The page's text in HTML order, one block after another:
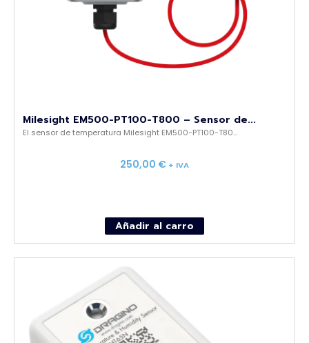
Milesight EM500-PT100-T800 – Sensor de...
El sensor de temperatura Milesight EM500-PT100-T80...
250,00 € + IVA
Añadir al carro